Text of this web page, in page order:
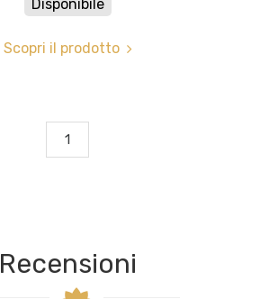
Disponibile
Scopri il prodotto
1
Recensioni